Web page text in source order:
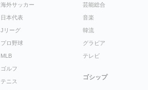
海外サッカー
日本代表
Jリーグ
プロ野球
MLB
ゴルフ
テニス
芸能総合
音楽
韓流
グラビア
テレビ
ゴシップ